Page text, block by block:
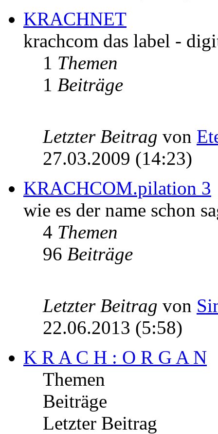
KRACHNET
krachcom das label -
1 Themen
1 Beiträge
Letzter Beitrag von
27.03.2009 (14:23)
KRACHCOM.pilation 3
wie es der name schon
4 Themen
96 Beiträge
Letzter Beitrag von
22.06.2013 (5:58)
K R A C H : O R G A N
Themen
Beiträge
Letzter Beitrag